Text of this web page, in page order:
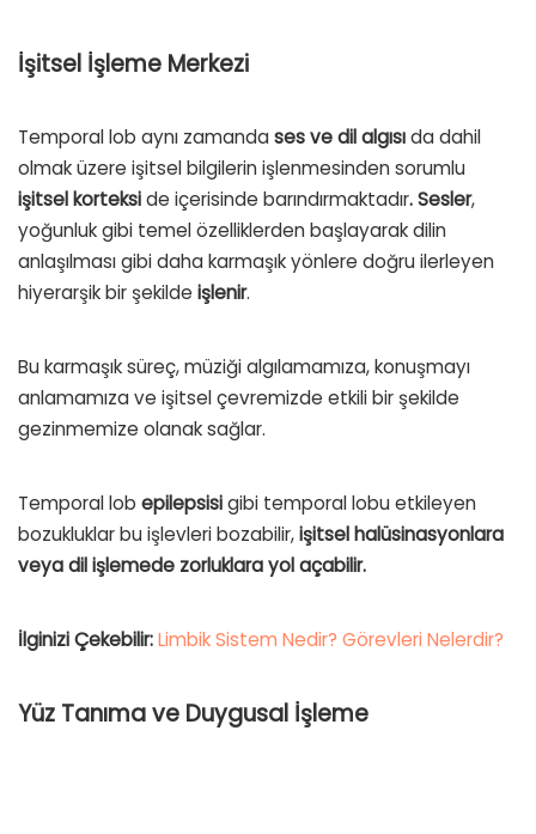
İşitsel İşleme Merkezi
Temporal lob aynı zamanda ses ve dil algısıda dahil
olmak üzere işitsel bilgilerin işlenmesinden sorumlu
işitsel kortekside içerisinde barındırmaktadır. Sesler,
yoğunluk gibi temel özelliklerden başlayarak dilin
anlaşılması gibi daha karmaşık yönlere doğru ilerleyen
hiyerarşik bir şekilde işlenir.
Bu karmaşık süreç, müziği algılamamıza, konuşmayı
anlamamıza ve işitsel çevremizde etkili bir şekilde
gezinmemize olanak sağlar.
Temporal lob epilepsisigibi temporal lobu etkileyen
bozukluklar bu işlevleri bozabilir,işitsel halüsinasyonlara
veya dil işlemede zorluklara yol açabilir.
İlginizi Çekebilir:Limbik Sistem Nedir? Görevleri Nelerdir?
Yüz Tanıma ve Duygusal İşleme